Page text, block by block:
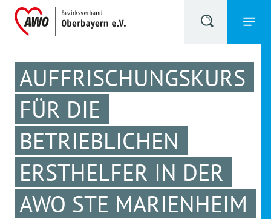
AUFFRISCHUNGSKURS
FÜR DIE
BETRIEBLICHEN
ERSTHELFER IN DER
AWO STE MARIENHEIM